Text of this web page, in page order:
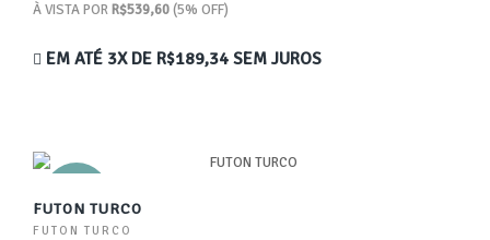
À VISTA PORR$539,60(5% OFF)
EM ATÉ 3X DE R$189,34 SEM JUROS
FUTON TURCO
FUTON TURCO